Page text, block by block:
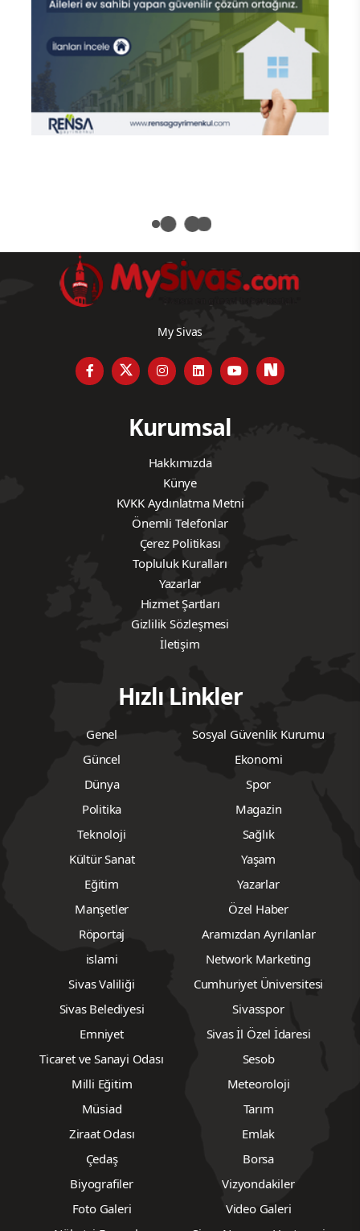
My Sivas
Kurumsal
Hakkımızda
Künye
KVKK Aydınlatma Metni
Önemli Telefonlar
Çerez Politikası
Topluluk Kuralları
Yazarlar
Hizmet Şartları
Gizlilik Sözleşmesi
İletişim
Hızlı Linkler
Genel
Sosyal Güvenlik Kurumu
Güncel
Ekonomi
Dünya
Spor
Politika
Magazin
Teknoloji
Sağlık
Kültür Sanat
Yaşam
Eğitim
Yazarlar
Manşetler
Özel Haber
Röportaj
Aramızdan Ayrılanlar
islami
Network Marketing
Sivas Valiliği
Cumhuriyet Üniversitesi
Sivas Belediyesi
Sivasspor
Emniyet
Sivas İl Özel İdaresi
Ticaret ve Sanayi Odası
Sesob
Milli Eğitim
Meteoroloji
Müsiad
Tarım
Ziraat Odası
Emlak
Çedaş
Borsa
Biyografiler
Vizyondakiler
Foto Galeri
Video Galeri